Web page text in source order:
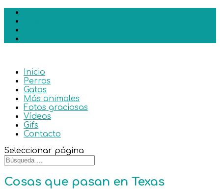
Inicio
Perros
Gatos
Más animales
Fotos graciosas
Vídeos
Gifs
Contacto
Seleccionar página
Cosas que pasan en Texas